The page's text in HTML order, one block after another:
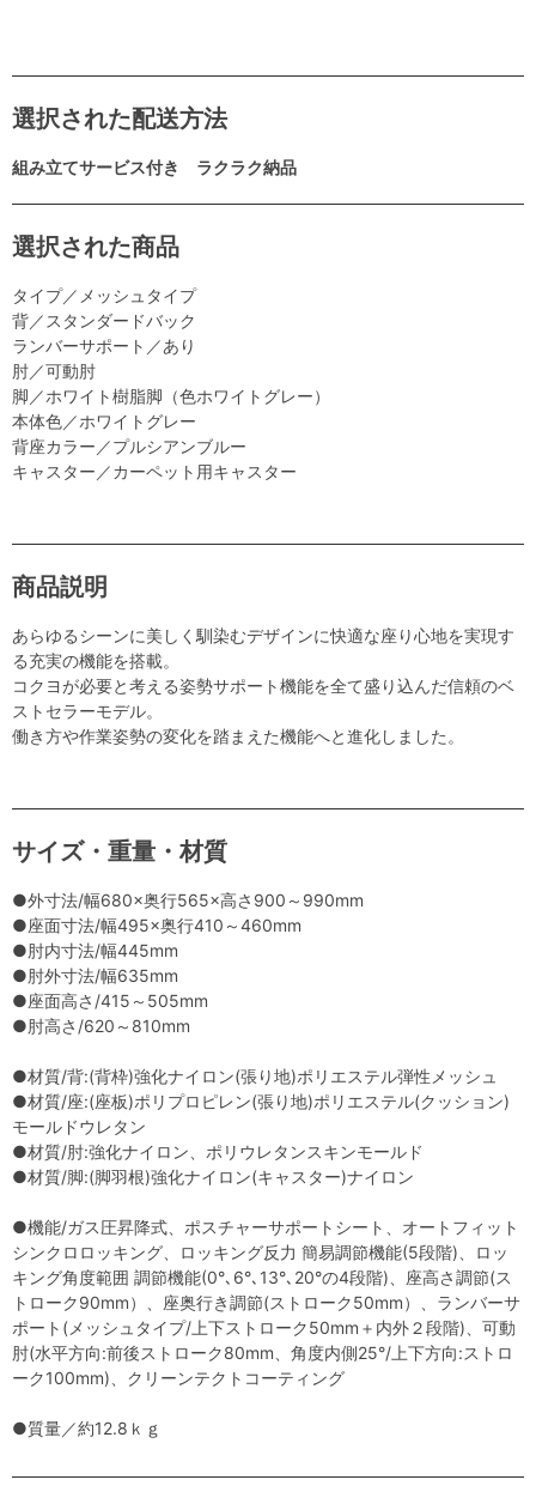
選択された配送方法
組み立てサービス付き ラクラク納品
選択された商品
タイプ／メッシュタイプ
背／スタンダードバック
ランバーサポート／あり
肘／可動肘
脚／ホワイト樹脂脚（色ホワイトグレー）
本体色／ホワイトグレー
背座カラー／プルシアンブルー
キャスター／カーペット用キャスター
商品説明
あらゆるシーンに美しく馴染むデザインに快適な座り心地を実現す
る充実の機能を搭載。
コクヨが必要と考える姿勢サポート機能を全て盛り込んだ信頼のベ
ストセラーモデル。
働き方や作業姿勢の変化を踏まえた機能へと進化しました。
サイズ・重量・材質
●外寸法/幅680×奥行565×高さ900～990mm
●座面寸法/幅495×奥行410～460mm
●肘内寸法/幅445mm
●肘外寸法/幅635mm
●座面高さ/415～505mm
●肘高さ/620～810mm
●材質/背:(背枠)強化ナイロン(張り地)ポリエステル弾性メッシュ
●材質/座:(座板)ポリプロピレン(張り地)ポリエステル(クッション)
モールドウレタン
●材質/肘:強化ナイロン、ポリウレタンスキンモールド
●材質/脚:(脚羽根)強化ナイロン(キャスター)ナイロン
●機能/ガス圧昇降式、ポスチャーサポートシート、オートフィット
シンクロロッキング、ロッキング反力 簡易調節機能(5段階)、ロッ
キング角度範囲 調節機能(0°､6°､13°､20°の4段階)、座高さ調節(ス
トローク90mm）、座奥行き調節(ストローク50mm）、ランバーサ
ポート(メッシュタイプ/上下ストローク50mm＋内外２段階)、可動
肘(水平方向:前後ストローク80mm、角度内側25°/上下方向:ストロ
ーク100mm)、クリーンテクトコーティング
●質量／約12.8ｋｇ